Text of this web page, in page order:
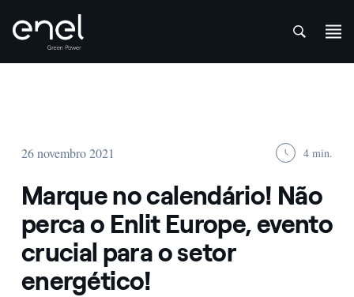
26 novembro 2021 4 min.
Marque no calendário! Não
perca o Enlit Europe, evento
crucial para o setor
energético!